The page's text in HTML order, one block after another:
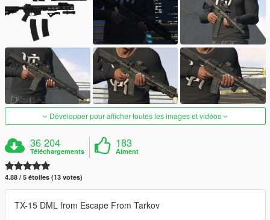
Développer pour afficher toutes les images et vidéos
36 204
Téléchargements
183
Aiment
4.88 / 5 étoiles (13 votes)
TX-15 DML from Escape From Tarkov